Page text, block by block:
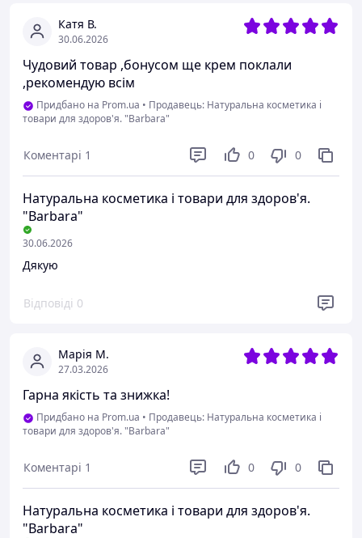
Катя В.
30.06.2026
Чудовий товар ,бонусом ще крем поклали
,рекомендую всім
Придбано на Prom.ua • Продавець: Натуральна косметика і
товари для здоров'я. "Barbara"
Коментарі 1 0 0
Натуральна косметика і товари для здоров'я.
"Barbara"
30.06.2026
Дякую
Відповіді 0
Марія М.
27.03.2026
Гарна якість та знижка!
Придбано на Prom.ua • Продавець: Натуральна косметика і
товари для здоров'я. "Barbara"
Коментарі 1 0 0
Натуральна косметика і товари для здоров'я.
"Barbara"